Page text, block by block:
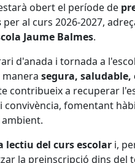
obert el període de
per al curs 2026-2027,
Jaume Balmes.
d'anada i tornada a
segura, saludable,
contribueix a recuperar
fomentant
lectiu del curs escolar i,
la preinscripció dins del